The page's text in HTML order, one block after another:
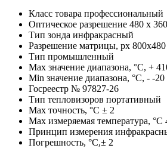
Класс товара профессиональный
Оптическое разрешение 480 x 360
Тип зонда инфракрасный
Разрешение матрицы, px 800x480
Тип промышленный
Max значение диапазона, °C, +
Min значение диапазона, °C, - -20
Госреестр № 97827-26
Тип тепловизоров портативный
Max точность, °С ± 2
Max измеряемая температура, °С
Принцип измерения
Погрешность, °C,± 2